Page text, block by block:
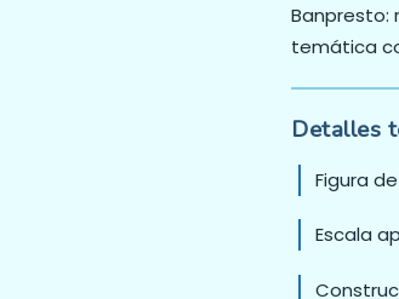
Banpresto:
temática
Detalles
Figura
Escala